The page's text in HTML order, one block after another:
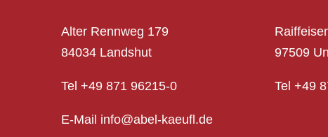
Alter Rennweg 179
84034 Landshut
Tel +49 871 96215-0
E-Mail info@abel-kaeufl.de
97509
Tel+49